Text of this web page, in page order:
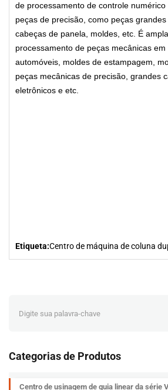
de processamento de controle
peças de precisão, como peças grandes
cabeças de panela, moldes, etc. É
processamento de peças mecânicas
automóveis, moldes de estampagem,
peças mecânicas de precisão, grandes
eletrônicos e etc.
Etiqueta:Centro de máquina de coluna
Categorias de Produtos
Centro de usinagem de guia linear da série